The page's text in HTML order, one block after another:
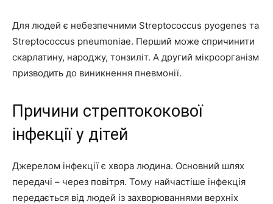
Для людей є небезпечними Streptococcus pyogenes та
Streptococcus pneumoniae. Перший може спричинити
скарлатину, народжу, тонзиліт. А другий мікроорганізм
призводить до виникнення пневмонії.
Причини стрептококової
інфекції у дітей
Джерелом інфекції є хвора людина. Основний шлях
передачі – через повітря. Тому найчастіше інфекція
передається від людей із захворюваннями верхніх